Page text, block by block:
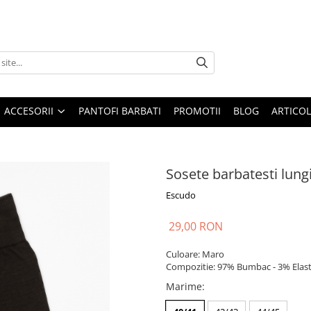
ACCESORII PANTOFI BARBATI PROMOTII BLOG
Sosete barbatesti
Escudo
29,00 RON
Culoare: Maro
Compozitie: 97% Bumbac - 3%
Marime: